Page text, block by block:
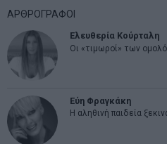
ΑΡΘΡΟΓΡΑΦΟΙ
Ελευθερία Κούρταλη
Οι «τιμωροί» των
Εύη Φραγκάκη
Η αληθινή παιδεία